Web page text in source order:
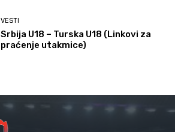
VESTI
Srbija U18 – Turska U18 (Linkovi za
praćenje utakmice)